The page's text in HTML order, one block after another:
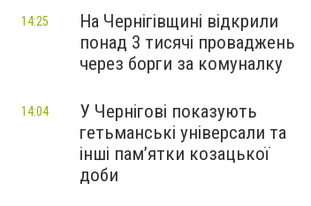
На Чернігівщині відкрили
понад 3 тисячі проваджень
через борги за комуналку
14:25
У Чернігові показують
гетьманські універсали та
інші пам’ятки козацької
доби
14:04